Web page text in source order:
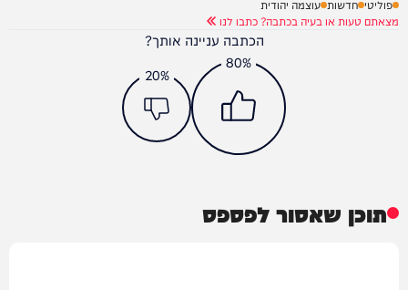
פוליטי חדשות עוצמה יהודית
מצאתם טעות או בעיה בכתבה? כתבו לנו
הכתבה עניינה אותך?
80%
20%
תוכן שאסור לפספס